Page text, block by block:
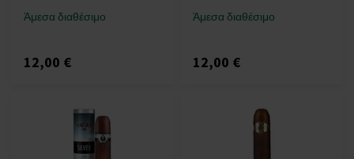
Άμεσα διαθέσιμο
12,00 €
Άμεσα διαθέσιμο
12,00 €